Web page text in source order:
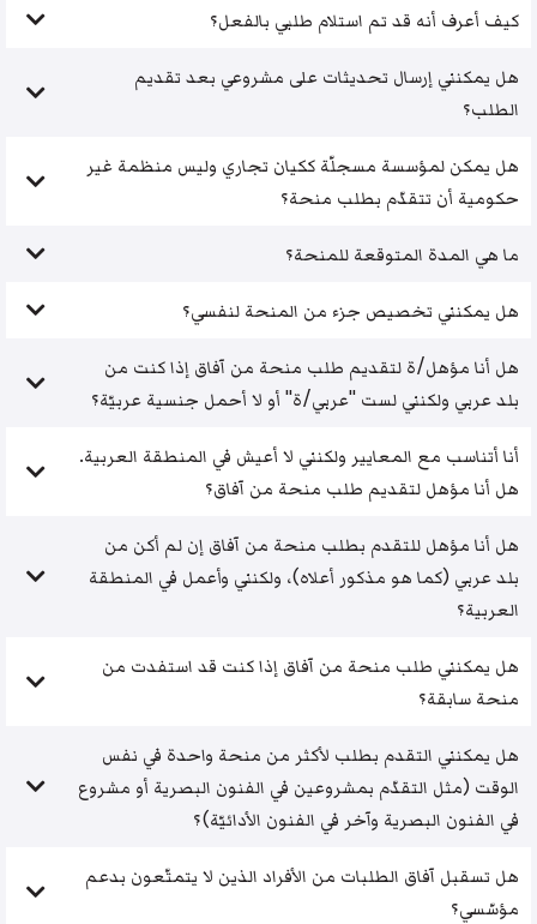
كيف أعرف أنه قد تم استلام طلبي بالفعل؟
هل يمكنني إرسال تحديثات على مشروعي بعد تقديم
الطلب؟
هل يمكن لمؤسسة مسجلّة ككيان تجاري وليس منظمة غير
حكومية أن تتقدّم بطلب منحة؟
ما هي المدة المتوقعة للمنحة؟
هل يمكنني تخصيص جزء من المنحة لنفسي؟
هل أنا مؤهل/ة لتقديم طلب منحة من آفاق إذا كنت من
بلد عربي ولكنني لست "عربي/ة" أو لا أحمل جنسية عربيّة؟
أنا أتناسب مع المعايير ولكنني لا أعيش في المنطقة العربية.
هل أنا مؤهل لتقديم طلب منحة من آفاق؟
هل أنا مؤهل للتقدم بطلب منحة من آفاق إن لم أكن من
بلد عربي (كما هو مذكور أعلاه)، ولكنني وأعمل في المنطقة
العربية؟
هل يمكنني طلب منحة من آفاق إذا كنت قد استفدت من
منحة سابقة؟
هل يمكنني التقدم بطلب لأكثر من منحة واحدة في نفس
الوقت (مثل التقدّم بمشروعين في الفنون البصرية أو مشروع
في الفنون البصرية وآخر في الفنون الأدائيّة)؟
هل تسقبل آفاق الطلبات من الأفراد الذين لا يتمتّعون بدعم
مؤسّسي؟